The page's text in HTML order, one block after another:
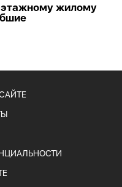
этажному жилому